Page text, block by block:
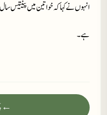
انہوں نے کہا کہ خواتین میں پینتیس
ہے۔
←